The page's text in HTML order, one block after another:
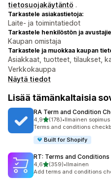
tietosuojakäytäntö .
Tarkastele asiakastietoja:
Laite- ja toimintatiedot
Tarkastele henkilöstön ja
Kaupan omistaja
Tarkastele ja muokkaa kaupan
Asiakkaat, tuotteet, tilaukset,
Verkkokauppa
Näytä tiedot
Lisää tämänkaltaisia
RA Term and Condition
4,9/ 5 tähteä
(178)
178 arvostelua yhteensä
•Ilmainen
Terms and conditions
Built for Shopify
RT: Terms and Conditions
4,6/ 5 tähteä
(359)
359 arvostelua yhteensä
•Ilmainen
Add terms and conditions